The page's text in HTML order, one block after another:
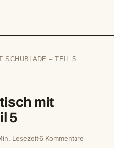
SCHUBLADE – TEIL 5
mit
5
Lesezeit6 Kommentare